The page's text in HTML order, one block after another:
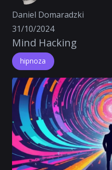
Daniel Domaradzki
31/10/2024
Mind Hacking
hipnoza